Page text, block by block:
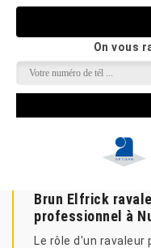
On vous
Brun Elfrick
professionnel à
Le rôle d'un